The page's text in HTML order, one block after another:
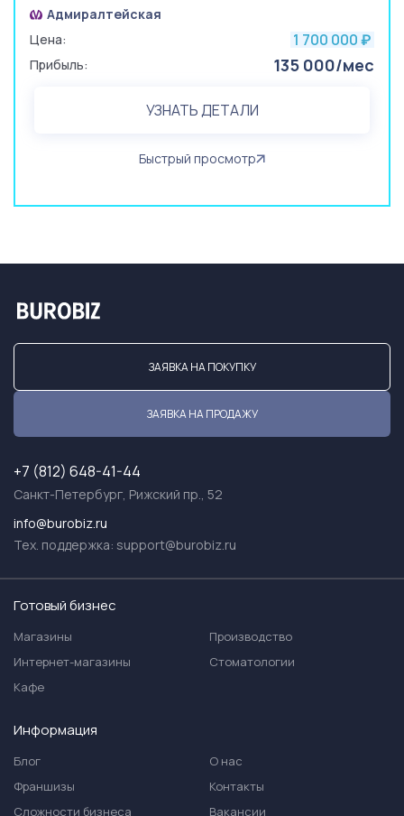
Адмиралтейская
Цена:
1 700 000 ₽
Прибыль: 135 000/мес
УЗНАТЬ ДЕТАЛИ
Быстрый просмотр
ЗАЯВКА НА ПОКУПКУ
ЗАЯВКА НА ПРОДАЖУ
+7 (812) 648-41-44
Санкт-Петербург, Рижский пр., 52
info@burobiz.ru
Тех. поддержка: support@burobiz.ru
Готовый бизнес
Магазины
Интернет-магазины
Кафе
Производство
Стоматологии
Информация
Блог
Франшизы
Сложности бизнеса
О нас
Контакты
Вакансии